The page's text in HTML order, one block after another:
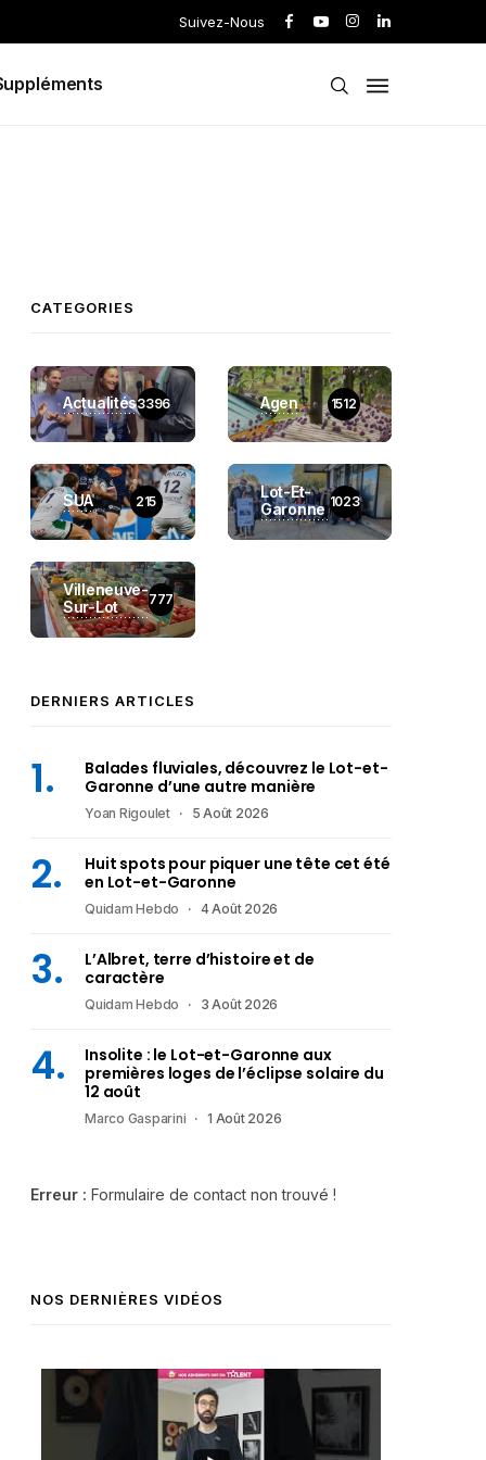
Suivez-Nous
CATEGORIES
Actualités3396 Agen 1512
SUA 215
Lot-Et-
Garonne 1023
Villeneuve-
Sur-Lot
777
DERNIERS ARTICLES
Balades fluviales, découvrez le Lot-et-
Garonne d’une autre manière
Yoan Rigoulet 5 Août 2026
Huit spots pour piquer une tête cet été
en Lot-et-Garonne
Quidam Hebdo 4 Août 2026
L’Albret, terre d’histoire et de
caractère
Quidam Hebdo 3 Août 2026
Insolite : le Lot-et-Garonne aux
premières loges de l’éclipse solaire du
12 août
Marco Gasparini 1 Août 2026
Erreur : Formulaire de contact non trouvé !
NOS DERNIÈRES VIDÉOS